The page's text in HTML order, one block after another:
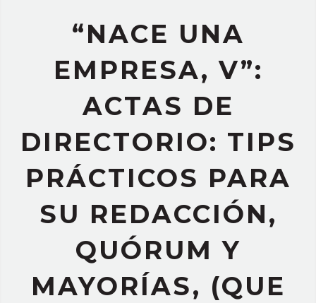
PUBLICACIONES
CONTACTO
“NACE UNA
EMPRESA, V”:
ACTAS DE
DIRECTORIO: TIPS
PRÁCTICOS PARA
SU REDACCIÓN,
QUÓRUM Y
MAYORÍAS, (QUE